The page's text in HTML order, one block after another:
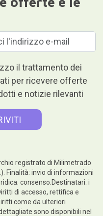
il trattamento dei
per ricevere offerte
e notizie rilevanti
registrato di Milimetrado
Finalità: invio di informazioni
consenso.Destinatari: i
di accesso, rettifica e
come da ulteriori
sono disponibili nel